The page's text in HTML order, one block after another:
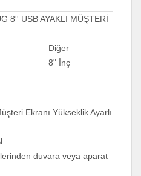
8'' USB AYAKLI MÜŞTERİ
Diğer
8" İnç
Ekranı Yükseklik Ayarlı
duvara veya aparat